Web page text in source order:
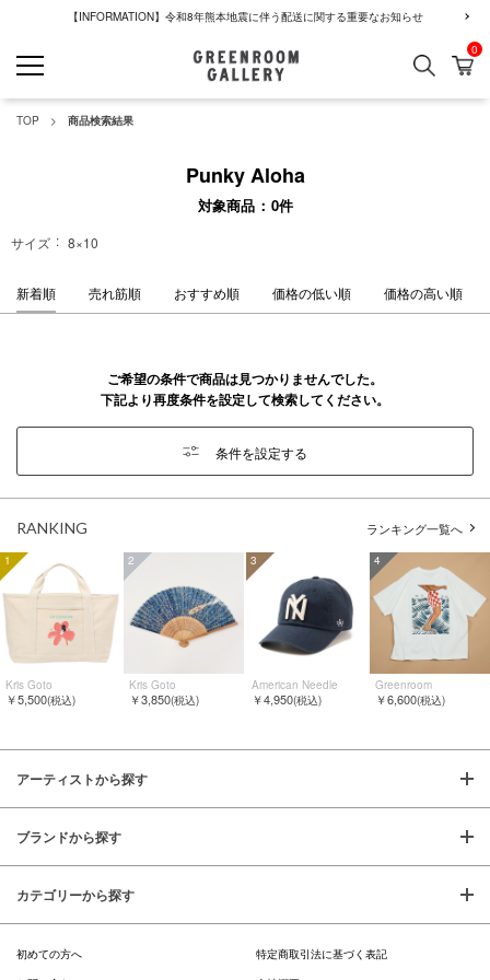
【INFORMATION】令和8年熊本地震に伴う配送に関する重要なお知らせ
検索 カ
0
TOP 商品検索結果
Punky Aloha
対象商品 0件
サイズ 8×10
新着順 売れ筋順 おすすめ順 価格の低い順 価格の高い順
ご希望の条件で商品は見つかりませんでした。
下記より再度条件を設定して検索してください。
条件を設定する
RANKING ランキング一覧へ
1
Kris Goto
￥5,500(税込)
2
Kris Goto
￥3,850(税込)
3
American Needle
￥4,950(税込)
4
Greenroom
￥6,600(税込)
アーティストから探す
ブランドから探す
カテゴリーから探す
初めての方へ
特定商取引法に基づく表記